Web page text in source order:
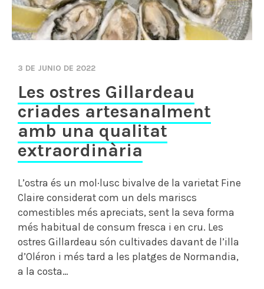
3 DE JUNIO DE 2022
Les ostres Gillardeau
criades artesanalment
amb una qualitat
extraordinària
L’ostra és un mol·lusc bivalve de la varietat Fine
Claire considerat com un dels mariscs
comestibles més apreciats, sent la seva forma
més habitual de consum fresca i en cru. Les
ostres Gillardeau són cultivades davant de l’illa
d’Oléron i més tard a les platges de Normandia,
a la costa…